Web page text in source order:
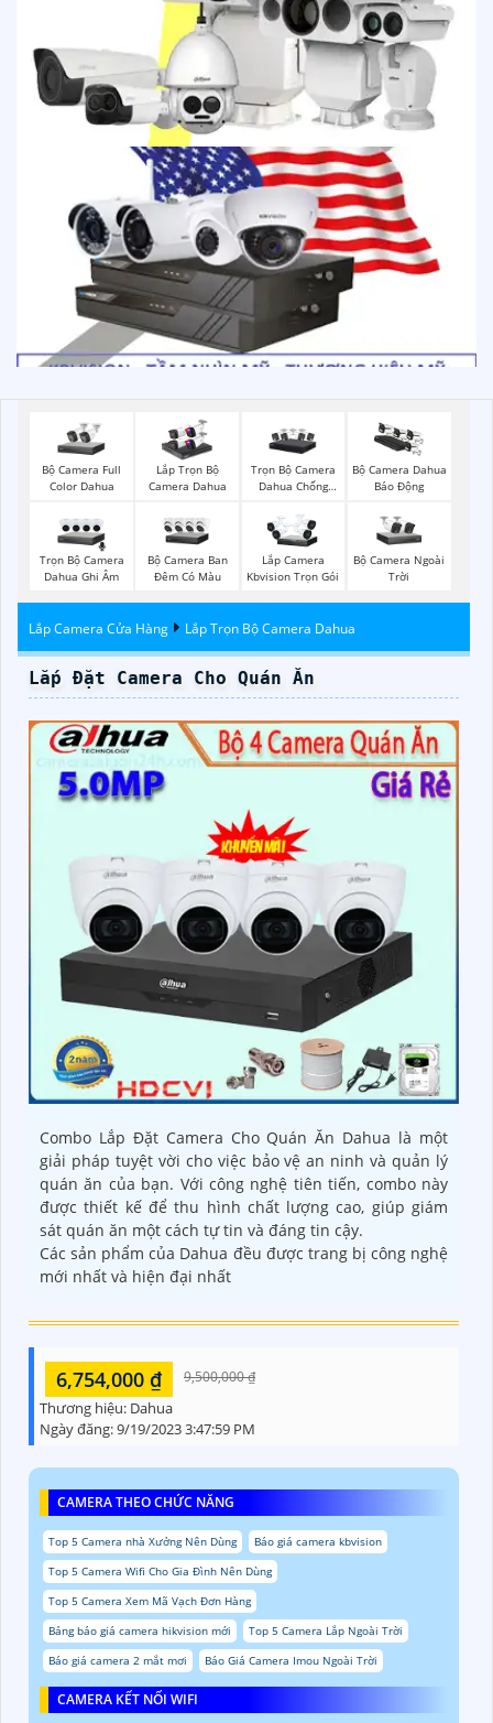
Bộ Camera Full
Color Dahua
Lắp Trọn Bộ
Camera Dahua
Trọn Bộ Camera
Dahua Chống
Bộ Camera Dahua
Báo Động
Trọn Bộ Camera
Dahua Ghi Âm
Bộ Camera Ban
Đêm Có Màu
Lắp Camera
Kbvision Trọn Gói
Bộ Camera Ngoài
Trời
Lắp Camera Cửa Hàng Lắp Trọn Bộ Camera Dahua
Lắp Đặt Camera Cho Quán Ăn
Combo Lắp Đặt Camera Cho Quán Ăn Dahua là một
giải pháp tuyệt vời cho việc bảo vệ an ninh và quản lý
quán ăn của bạn. Với công nghệ tiên tiến, combo này
được thiết kế để thu hình chất lượng cao, giúp giám
sát quán ăn một cách tự tin và đáng tin cậy.
Các sản phẩm của Dahua đều được trang bị công nghệ
mới nhất và hiện đại nhất
6,754,000 ₫ 9,500,000 ₫
Thương hiệu: Dahua
Ngày đăng:9/19/2023 3:47:59 PM
CAMERA THEO CHỨC NĂNG
Top 5 Camera nhà Xưởng Nên Dùng
Báo giá camera kbvision
Top 5 Camera Wifi Cho Gia Đình Nên Dùng
Top 5 Camera Xem Mã Vạch Đơn Hàng
Bảng báo giá camera hikvision mới
Top 5 Camera Lắp Ngoài Trời
Báo giá camera 2 mắt mơi
Báo Giá Camera Imou Ngoài Trời
CAMERA KẾT NỐI WIFI